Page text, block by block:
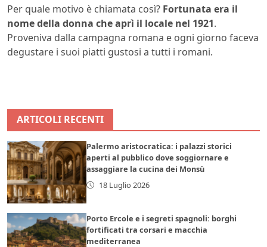
Per quale motivo è chiamata così? Fortunata era il
nome della donna che aprì il locale nel 1921.
Proveniva dalla campagna romana e ogni giorno faceva
degustare i suoi piatti gustosi a tutti i romani.
ARTICOLI RECENTI
Palermo aristocratica: i palazzi storici
aperti al pubblico dove soggiornare e
assaggiare la cucina dei Monsù
18 Luglio 2026
Porto Ercole e i segreti spagnoli: borghi
fortificati tra corsari e macchia
mediterranea